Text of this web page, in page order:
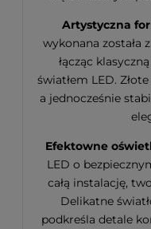
Artystyczna
wykonana została
łącząc
światłem LED.
a jednocześnie
Efektowne
LED o
całą instalację,
Delikatne
podkreśla detale